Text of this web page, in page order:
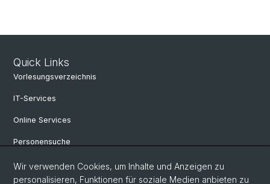
Quick Links
Vorlesungsverzeichnis
IT-Services
Online Services
Personensuche
Personeninfo
Wir verwenden Cookies, um Inhalte und Anzeigen zu
personalisieren, Funktionen für soziale Medien anbieten zu